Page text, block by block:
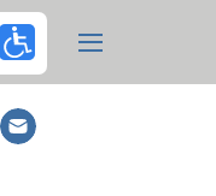
E-
mail
подписка